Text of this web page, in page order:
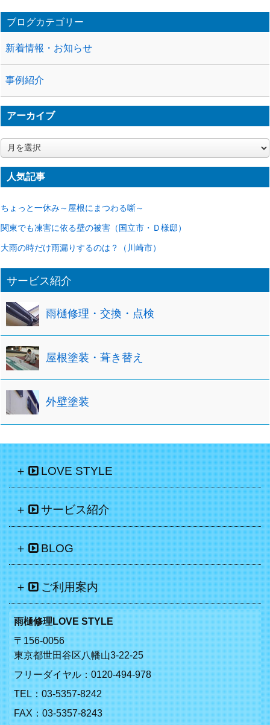
ブログカテゴリー
新着情報・お知らせ
事例紹介
アーカイブ
ア
ー
カ
イ人気記事
ちょっと一休み～屋根にまつわる噺～
関東でも凍害に依る壁の被害（国立市・Ｄ様邸）
大雨の時だけ雨漏りするのは？（川崎市）
サービス紹介
雨樋修理・交換・点検
屋根塗装・葺き替え
外壁塗装
LOVE STYLE
サービス紹介
BLOG
ご利用案内
雨樋修理LOVE STYLE
〒156-0056
東京都世田谷区八幡山3-22-25
フリーダイヤル：0120-494-978
TEL：03-5357-8242
FAX：03-5357-8243